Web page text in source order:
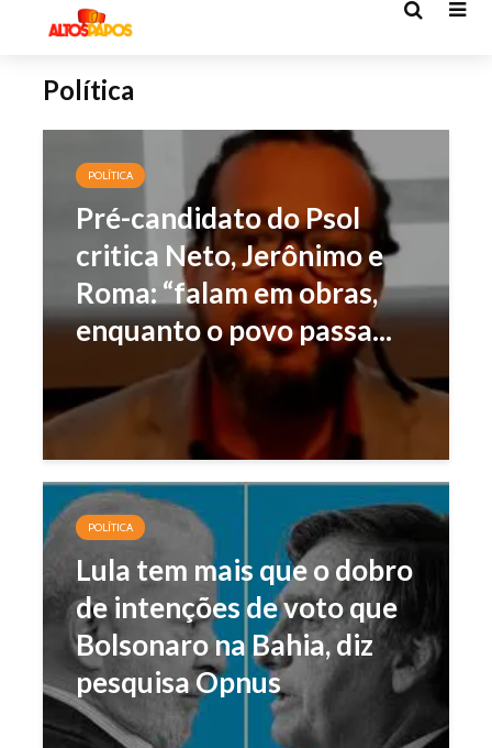
Política
POLÍTICA
Pré-candidato do Psol
critica Neto, Jerônimo e
Roma: “falam em obras,
enquanto o povo passa...
POLÍTICA
Lula tem mais que o dobro
de intenções de voto que
Bolsonaro na Bahia, diz
pesquisa Opnus